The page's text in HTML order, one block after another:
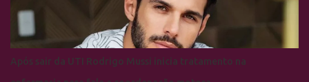
redes sociais dela e de todos que neste semestre respiram Juliette.
Artistas em geral, jogadores de futebol e diretores de marketing de
empresas e agências de publicidade estão fascinados com o
alcance que os Cactos dão a Paraibana e tentam de alguma forma
explicar o porquê ela se tornou um fenômeno que consegue ter
Após sair da UTI Rodrigo Mussi inicia tratamento na